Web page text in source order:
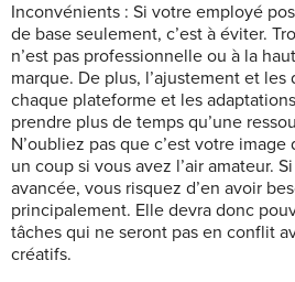
Inconvénients : Si votre employé
de base seulement, c’est à éviter.
n’est pas professionnelle ou à la
marque. De plus, l’ajustement et
chaque plateforme et les
prendre plus de temps qu’une
N’oubliez pas que c’est votre
un coup si vous avez l’air amateur.
avancée, vous risquez d’en avoir
principalement. Elle devra donc
tâches qui ne seront pas en conflit
créatifs.